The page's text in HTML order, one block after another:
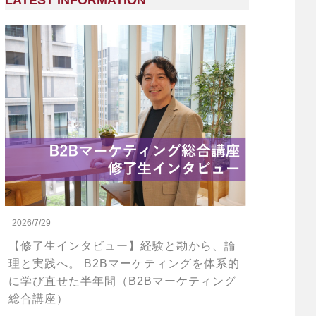
2026/7/29
【修了生インタビュー】経験と勘から、論
理と実践へ。 B2Bマーケティングを体系的
に学び直せた半年間（B2Bマーケティング
総合講座）